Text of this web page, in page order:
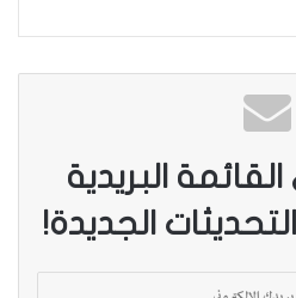
البريدية
الجديدة!